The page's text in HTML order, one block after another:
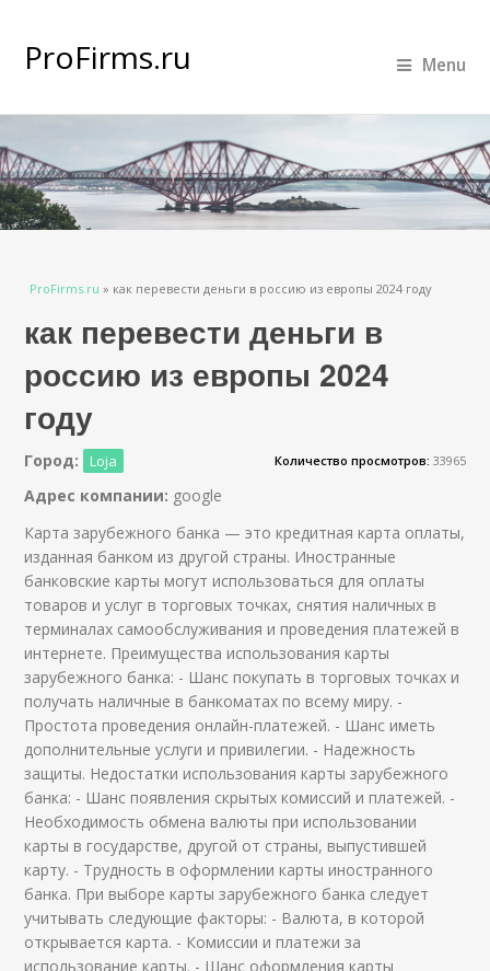
ProFirms.ru Menu
Вы здесь
ProFirms.ru » как перевести деньги в россию из европы 2024 году
как перевести деньги в
россию из европы 2024
году
Количество просмотров: 33965
Город: Loja
Адрес компании: google
Карта зарубежного банка — это кредитная карта оплаты,
изданная банком из другой страны. Иностранные
банковские карты могут использоваться для оплаты
товаров и услуг в торговых точках, снятия наличных в
терминалах самообслуживания и проведения платежей в
интернете. Преимущества использования карты
зарубежного банка: - Шанс покупать в торговых точках и
получать наличные в банкоматах по всему миру. -
Простота проведения онлайн-платежей. - Шанс иметь
дополнительные услуги и привилегии. - Надежность
защиты. Недостатки использования карты зарубежного
банка: - Шанс появления скрытых комиссий и платежей. -
Необходимость обмена валюты при использовании
карты в государстве, другой от страны, выпустившей
карту. - Трудность в оформлении карты иностранного
банка. При выборе карты зарубежного банка следует
учитывать следующие факторы: - Валюта, в которой
открывается карта. - Комиссии и платежи за
использование карты. - Шанс оформления карты